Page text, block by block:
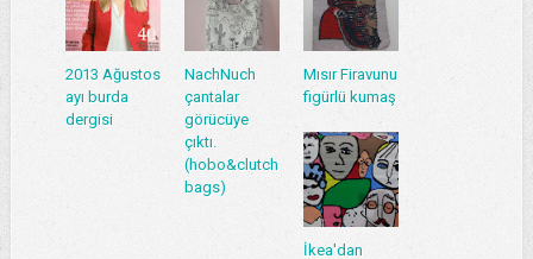
2013 Ağustos
ayı burda
dergisi
NachNuch
çantalar
görücüye
çıktı.
(hobo&clutch
bags)
Mısır Firavunu
figürlü kumaş
İkea'dan